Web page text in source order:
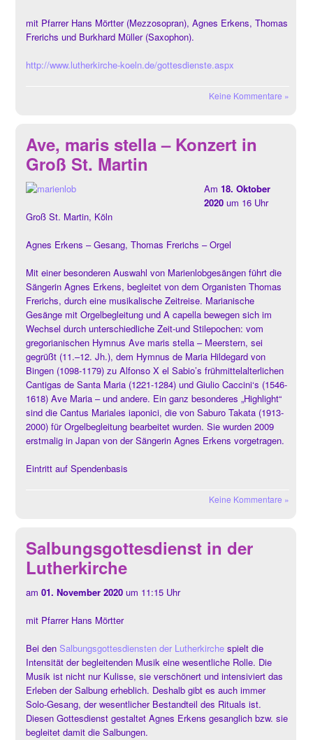
mit Pfarrer Hans Mörtter (Mezzosopran), Agnes Erkens, Thomas
Frerichs und Burkhard Müller (Saxophon).
http://www.lutherkirche-koeln.de/gottesdienste.aspx
Keine Kommentare »
Ave, maris stella – Konzert in
Groß St. Martin
Am 18. Oktober
2020um 16 Uhr
Groß St. Martin, Köln
Agnes Erkens – Gesang, Thomas Frerichs – Orgel
Mit einer besonderen Auswahl von Marienlobgesängen führt die
Sängerin Agnes Erkens, begleitet von dem Organisten Thomas
Frerichs, durch eine musikalische Zeitreise. Marianische
Gesänge mit Orgelbegleitung und A capella bewegen sich im
Wechsel durch unterschiedliche Zeit-und Stilepochen: vom
gregorianischen Hymnus Ave maris stella – Meerstern, sei
gegrüßt (11.–12. Jh.), dem Hymnus de Maria Hildegard von
Bingen (1098-1179) zu Alfonso X el Sabio’s frühmittelalterlichen
Cantigas de Santa Maria (1221-1284) und Giulio Caccini‘s (1546-
1618) Ave Maria – und andere. Ein ganz besonderes „Highlight“
sind die Cantus Mariales iaponici, die von Saburo Takata (1913-
2000) für Orgelbegleitung bearbeitet wurden. Sie wurden 2009
erstmalig in Japan von der Sängerin Agnes Erkens vorgetragen.
Eintritt auf Spendenbasis
Keine Kommentare »
Salbungsgottesdienst in der
Lutherkirche
am 01. November 2020um 11:15 Uhr
mit Pfarrer Hans Mörtter
Bei den Salbungsgottesdiensten der Lutherkirchespielt die
Intensität der begleitenden Musik eine wesentliche Rolle. Die
Musik ist nicht nur Kulisse, sie verschönert und intensiviert das
Erleben der Salbung erheblich. Deshalb gibt es auch immer
Solo-Gesang, der wesentlicher Bestandteil des Rituals ist.
Diesen Gottesdienst gestaltet Agnes Erkens gesanglich bzw. sie
begleitet damit die Salbungen.